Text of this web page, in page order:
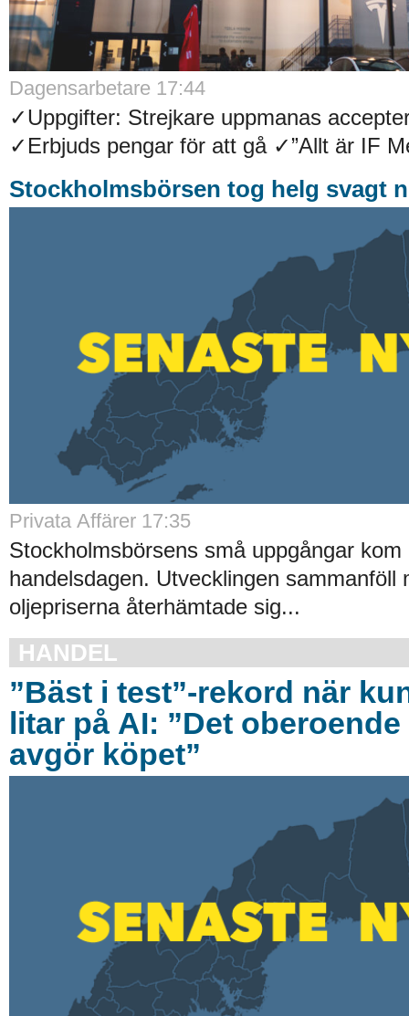
Dagensarbetare 17:44
✓Uppgifter: Strejkare uppmanas
✓Erbjuds pengar för att gå ✓”Allt är IF
Stockholmsbörsen tog helg svagt
Privata Affärer 17:35
Stockholmsbörsens små uppgångar
handelsdagen. Utvecklingen sammanföll
oljepriserna återhämtade sig...
HANDEL
”Bäst i test”-rekord när
litar på AI: ”Det
avgör köpet”